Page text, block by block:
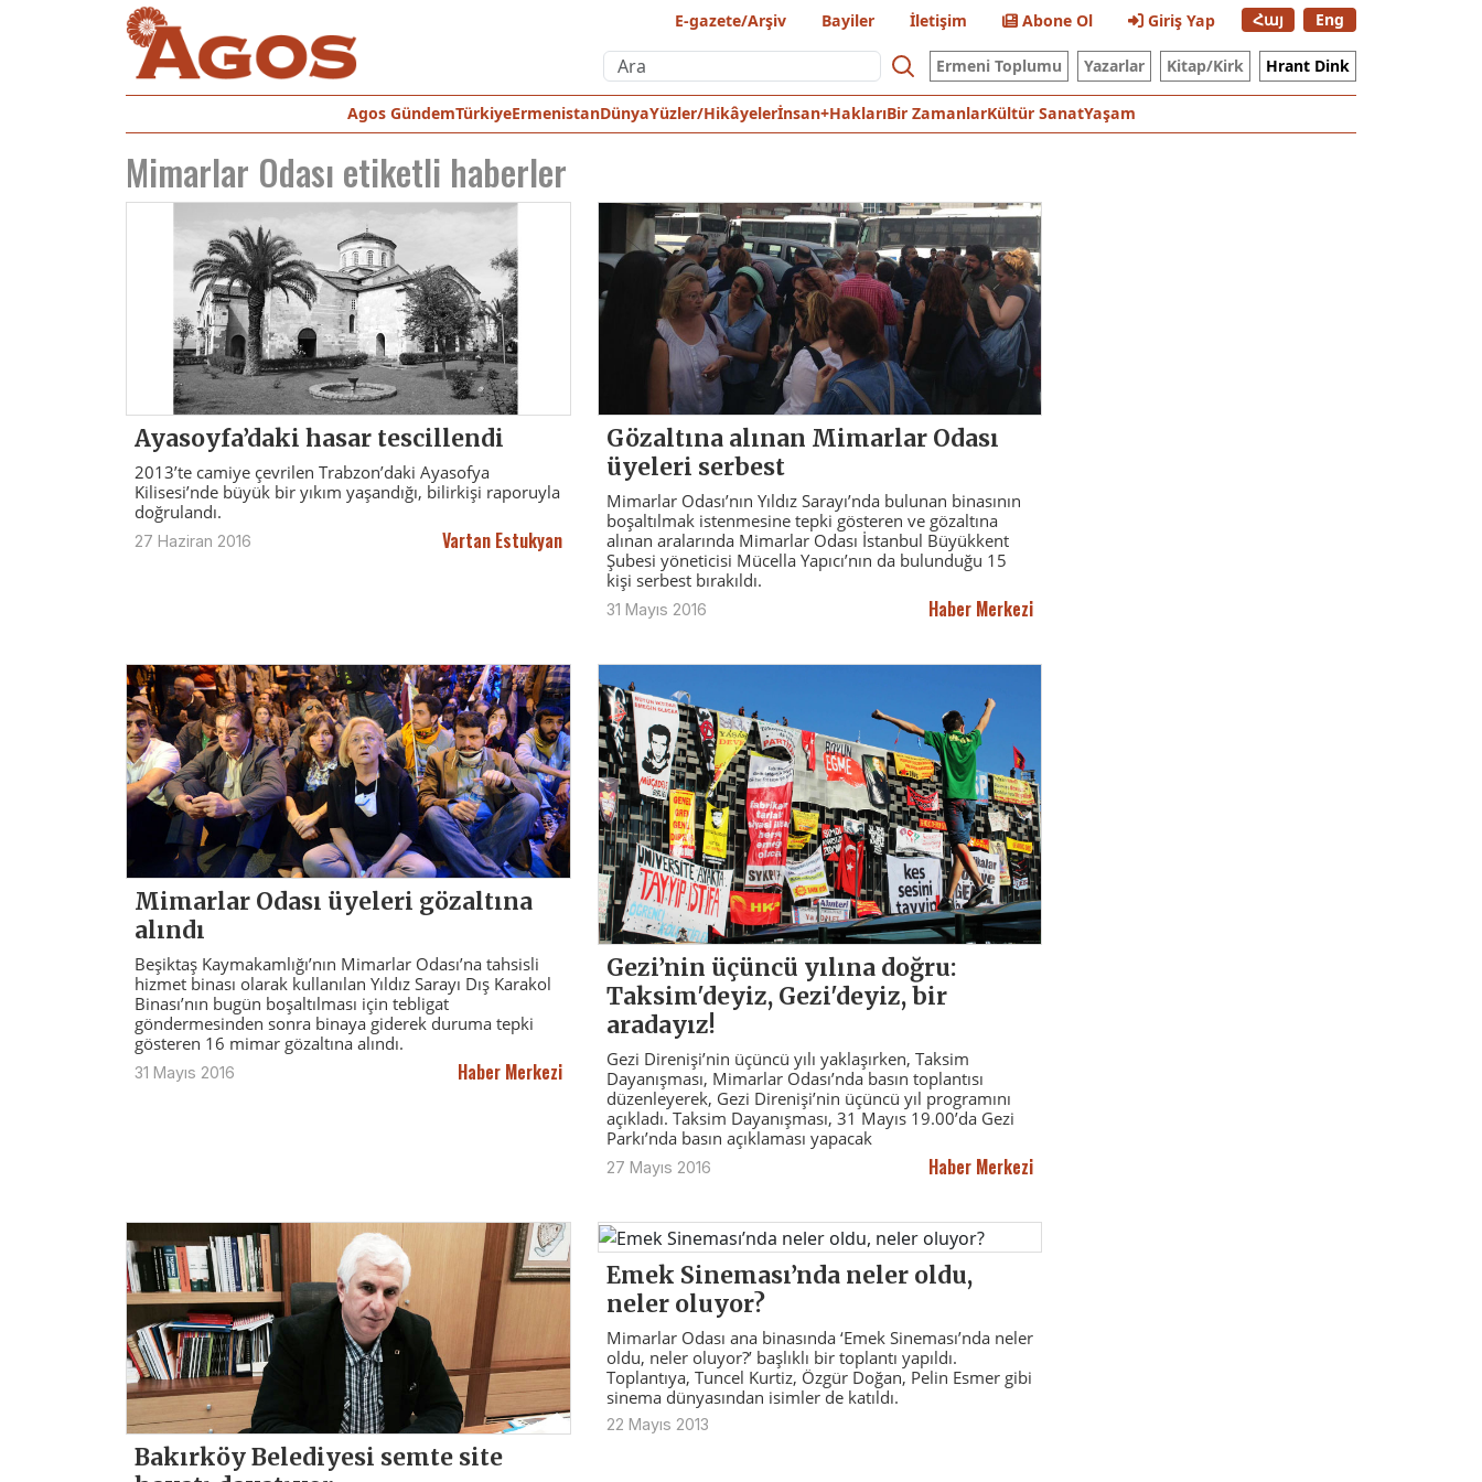
E-gazete/Arşiv Bayiler İletişim Abone Ol Giriş Yap Հայ Eng
Ermeni Toplumu Yazarlar Kitap/Kirk Hrant Dink
Agos GündemTürkiyeErmenistanDünyaYüzler/Hikâyelerİnsan+HaklarıBir ZamanlarKültür SanatYaşam
Mimarlar Odası etiketli haberler
Ayasoyfa’daki hasar tescillendi
2013’te camiye çevrilen Trabzon’daki Ayasofya
Kilisesi’nde büyük bir yıkım yaşandığı, bilirkişi raporuyla
doğrulandı.
27 Haziran 2016 Vartan Estukyan
Gözaltına alınan Mimarlar Odası
üyeleri serbest
Mimarlar Odası’nın Yıldız Sarayı’nda bulunan binasının
boşaltılmak istenmesine tepki gösteren ve gözaltına
alınan aralarında Mimarlar Odası İstanbul Büyükkent
Şubesi yöneticisi Mücella Yapıcı’nın da bulunduğu 15
kişi serbest bırakıldı.
31 Mayıs 2016 Haber Merkezi
Mimarlar Odası üyeleri gözaltına
alındı
Beşiktaş Kaymakamlığı’nın Mimarlar Odası’na tahsisli
hizmet binası olarak kullanılan Yıldız Sarayı Dış Karakol
Binası’nın bugün boşaltılması için tebligat
göndermesinden sonra binaya giderek duruma tepki
gösteren 16 mimar gözaltına alındı.
31 Mayıs 2016 Haber Merkezi
Gezi’nin üçüncü yılına doğru:
Taksim'deyiz, Gezi'deyiz, bir
aradayız!
Gezi Direnişi’nin üçüncü yılı yaklaşırken, Taksim
Dayanışması, Mimarlar Odası’nda basın toplantısı
düzenleyerek, Gezi Direnişi’nin üçüncü yıl programını
açıkladı. Taksim Dayanışması, 31 Mayıs 19.00’da Gezi
Parkı’nda basın açıklaması yapacak
27 Mayıs 2016 Haber Merkezi
Bakırköy Belediyesi semte site
Emek Sineması’nda neler oldu,
neler oluyor?
Mimarlar Odası ana binasında ‘Emek Sineması’nda neler
oldu, neler oluyor?’ başlıklı bir toplantı yapıldı.
Toplantıya, Tuncel Kurtiz, Özgür Doğan, Pelin Esmer gibi
sinema dünyasından isimler de katıldı.
22 Mayıs 2013